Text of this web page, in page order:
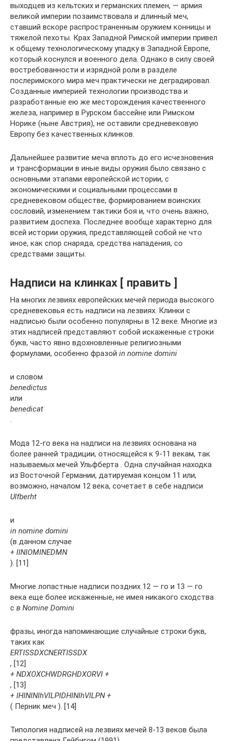
выходцев из кельтских и германских племен, — армия
великой империи позаимствовала и длинный меч,
ставший вскоре распространенным оружием конницы и
тяжелой пехоты. Крах Западной Римской империи привел
к общему технологическому упадку в Западной Европе,
который коснулся и военного дела. Однако в силу своей
востребованности и изрядной роли в разделе
послеримского мира меч практически не деградировал.
Созданные империей технологии производства и
разработанные ею же месторождения качественного
железа, например в Рурском бассейне или Римском
Норике (ныне Австрия), не оставили средневековую
Европу без качественных клинков.
Дальнейшее развитие меча вплоть до его исчезновения
и трансформации в иные виды оружия было связано с
основными этапами европейской истории, с
экономическими и социальными процессами в
средневековом обществе, формированием воинских
сословий, изменением тактики боя и, что очень важно,
развитием доспеха. Последнее вообще характерно для
всей истории оружия, представляющей собой не что
иное, как спор снаряда, средства нападения, со
средствами защиты.
Надписи на клинках [ править ]
На многих лезвиях европейских мечей периода высокого
средневековья есть надписи на лезвиях. Клинки с
надписью были особенно популярны в 12 веке. Многие из
этих надписей представляют собой искаженные строки
букв, часто явно вдохновленные религиозными
формулами, особенно фразой in nomine domini
и словом
benedictus
или
benedicat
Мода 12-го века на надписи на лезвиях основана на
более ранней традиции, относящейся к 9-11 векам, так
называемых мечей Ульфберта . Одна случайная находка
из Восточной Германии, датируемая концом 11 или,
возможно, началом 12 века, сочетает в себе надписи
Ulfberht
и
in nomine domini
(в данном случае
+ IINIOMINEDMN
). [11]
Многие лопастные надписи поздних 12 — го и 13 — го
века еще более искаженные, не имея никакого сходства
с в Nomine Domini
фразы, иногда напоминающие случайные строки букв,
таких как
ERTISSDXCNERTISSDX
, [12]
+ NDXOXCHWDRGHDXORVI +
, [13]
+ IHININIhVILPIDHINIhVILPN +
( Перник меч ). [14]
Типология надписей на лезвиях мечей 8-13 веков была